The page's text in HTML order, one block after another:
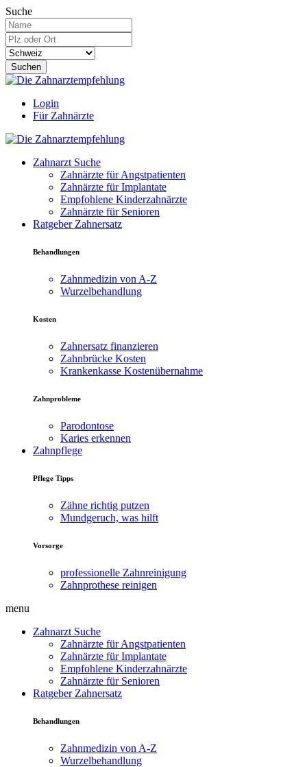
Suche
Suchen
Login
Für Zahnärzte
Zahnarzt Suche
Zahnärzte für Angstpatienten
Zahnärzte für Implantate
Empfohlene Kinderzahnärzte
Zahnärzte für Senioren
Ratgeber Zahnersatz
Behandlungen
Zahnmedizin von A-Z
Wurzelbehandlung
Kosten
Zahnersatz finanzieren
Zahnbrücke Kosten
Krankenkasse Kostenübernahme
Zahnprobleme
Parodontose
Karies erkennen
Zahnpflege
Pflege Tipps
Zähne richtig putzen
Mundgeruch, was hilft
Vorsorge
professionelle Zahnreinigung
Zahnprothese reinigen
menu
Zahnarzt Suche
Zahnärzte für Angstpatienten
Zahnärzte für Implantate
Empfohlene Kinderzahnärzte
Zahnärzte für Senioren
Ratgeber Zahnersatz
Behandlungen
Zahnmedizin von A-Z
Wurzelbehandlung